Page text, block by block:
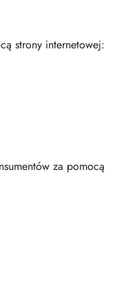
strony internetowej:
za pomocą